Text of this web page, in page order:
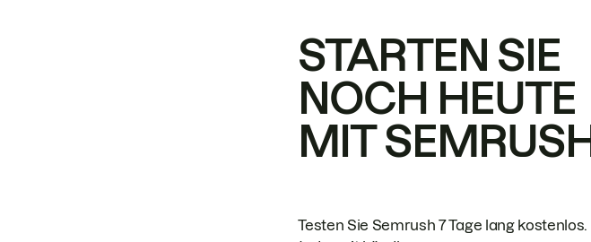
STARTEN SIE
NOCH HEUTE
MIT
Testen Sie Semrush 7 Tage lang kostenlos.